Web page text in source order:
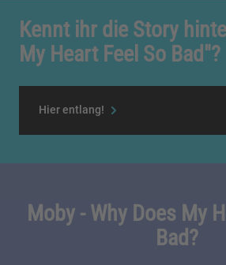
Kennt ihr die Story
My Heart Feel So Bad"?
Hier entlang!
Moby - Why Does My
Bad?